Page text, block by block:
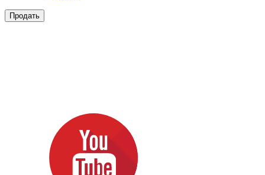
Продать